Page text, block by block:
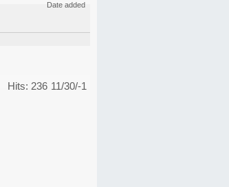
Date added
11/30/-1
Hits: 236